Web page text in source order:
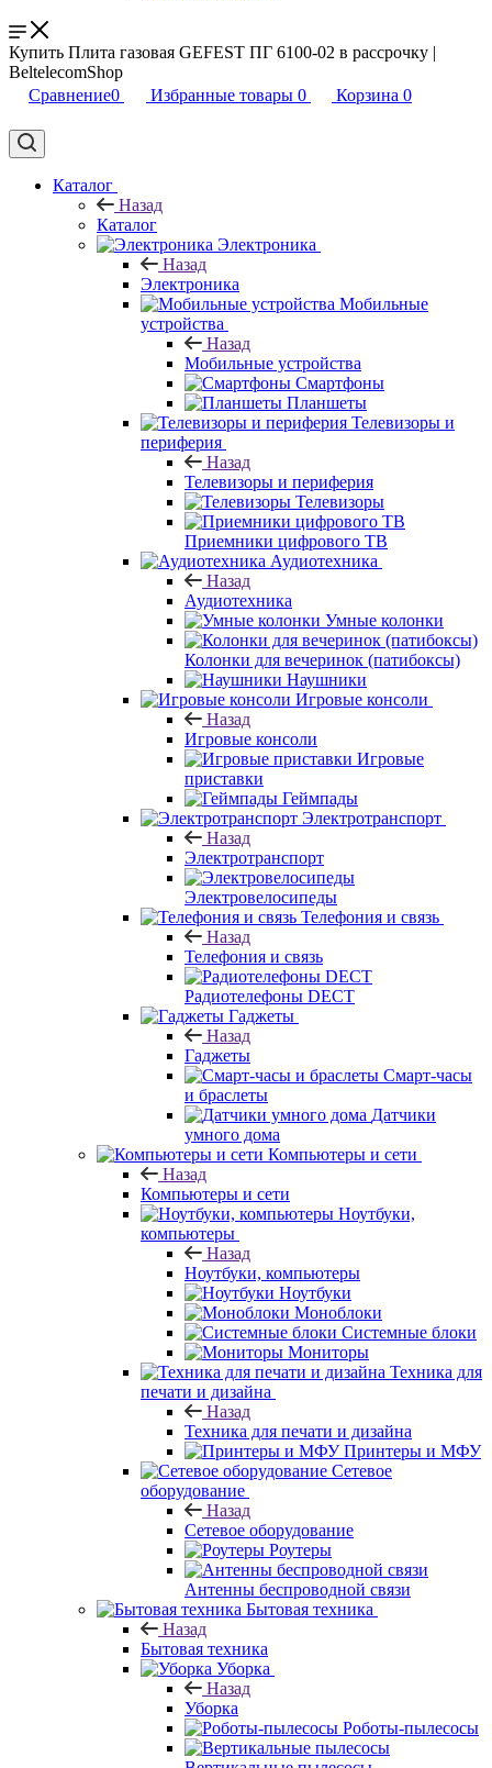
Купить Плита газовая GEFEST ПГ 6100-02 в рассрочку |
BeltelecomShop
Сравнение0 Избранные товары 0 Корзина 0
Каталог
Назад
Каталог
Электроника
Назад
Электроника
Мобильные
устройства
Назад
Мобильные устройства
Смартфоны
Планшеты
Телевизоры и
периферия
Назад
Телевизоры и периферия
Телевизоры
Приемники цифрового ТВ
Аудиотехника
Назад
Аудиотехника
Умные колонки
Колонки для вечеринок (патибоксы)
Наушники
Игровые консоли
Назад
Игровые консоли
Игровые
приставки
Геймпады
Электротранспорт
Назад
Электротранспорт
Электровелосипеды
Телефония и связь
Назад
Телефония и связь
Радиотелефоны DECT
Гаджеты
Назад
Гаджеты
Смарт-часы
и браслеты
Датчики
умного дома
Компьютеры и сети
Назад
Компьютеры и сети
Ноутбуки,
компьютеры
Назад
Ноутбуки, компьютеры
Ноутбуки
Моноблоки
Системные блоки
Мониторы
Техника для
печати и дизайна
Назад
Техника для печати и дизайна
Принтеры и МФУ
Сетевое
оборудование
Назад
Сетевое оборудование
Роутеры
Антенны беспроводной связи
Бытовая техника
Назад
Бытовая техника
Уборка
Назад
Уборка
Роботы-пылесосы